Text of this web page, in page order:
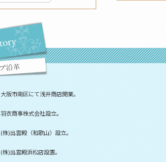
大阪市南区にて浅井商店開業。
羽衣商事株式会社設立。
(株)出雲殿（和歌山）設立。
(株)出雲殿浜松店設置。